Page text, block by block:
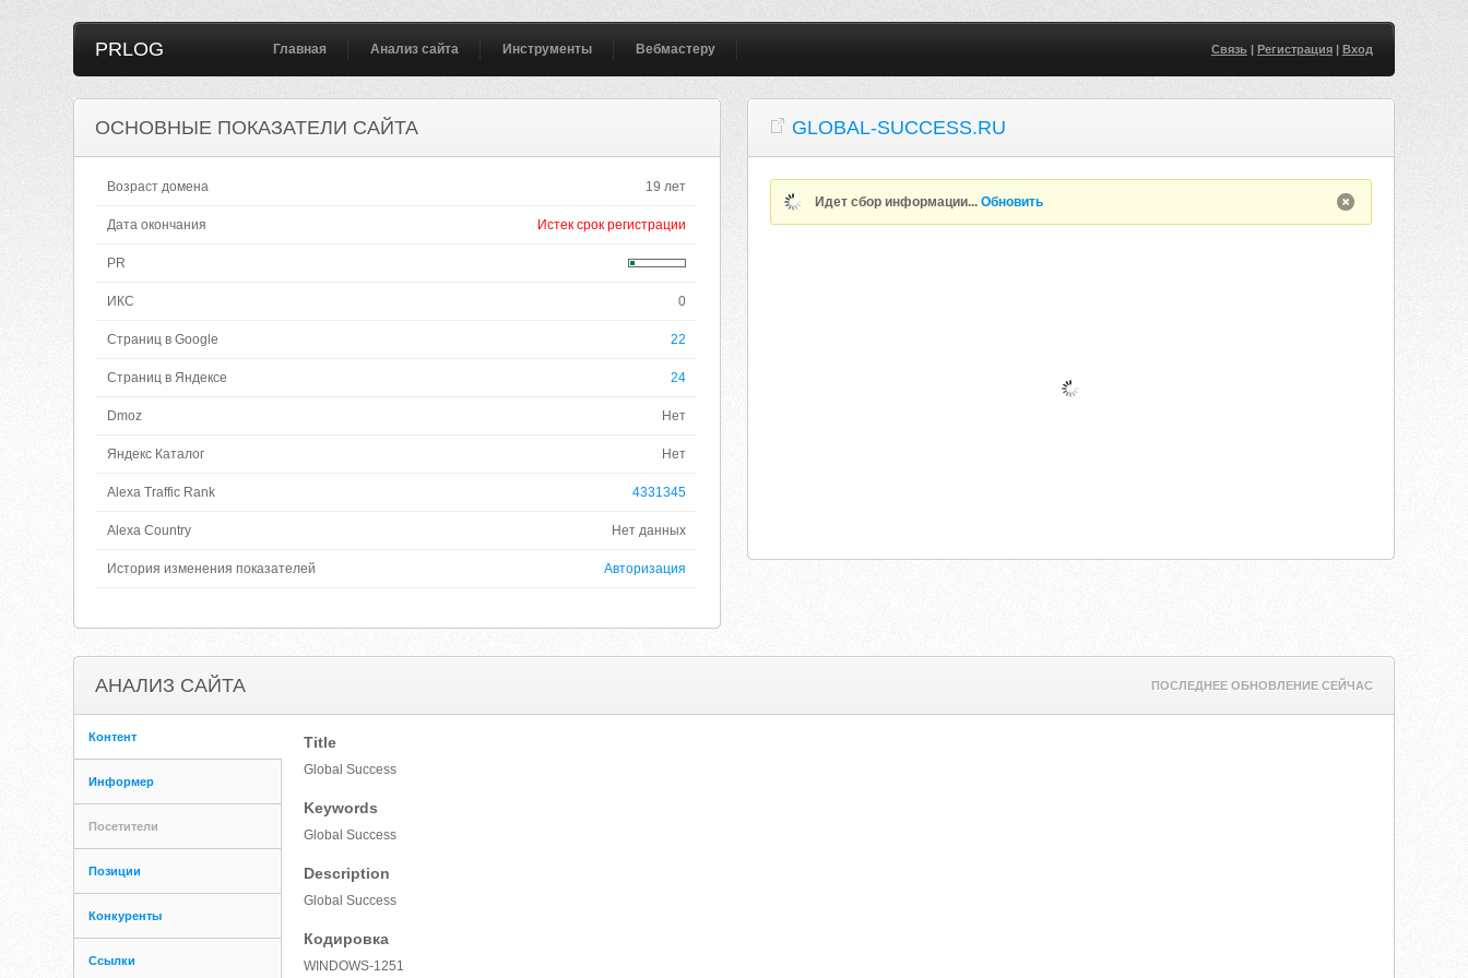
PRLOG Главная Анализ сайта Инструменты Вебмастеру Связь| Регистрация| Вход
ОСНОВНЫЕ ПОКАЗАТЕЛИ САЙТА
Возраст домена 19 лет
Дата окончания Истек срок регистрации
PR
ИКС 0
Страниц в Google 22
Страниц в Яндексе 24
Dmoz Нет
Яндекс Каталог Нет
Alexa Traffic Rank 4331345
Alexa Country Нет данных
История изменения показателей Авторизация
GLOBAL-SUCCESS.RU
Идет сбор информации...Обновить
АНАЛИЗ САЙТА ПОСЛЕДНЕЕ ОБНОВЛЕНИЕ СЕЙЧАС
Контент
Информер
Посетители
Позиции
Конкуренты
Ссылки
Title
Global Success
Keywords
Global Success
Description
Global Success
Кодировка
WINDOWS-1251